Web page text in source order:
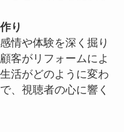
り
情や体験を深く掘り
客がリフォームによ
活がどのように変わ
、視聴者の心に響く